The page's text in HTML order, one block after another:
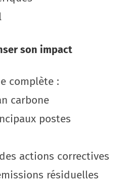
son impact
complète :
carbone
postes
actions correctives
résiduelles